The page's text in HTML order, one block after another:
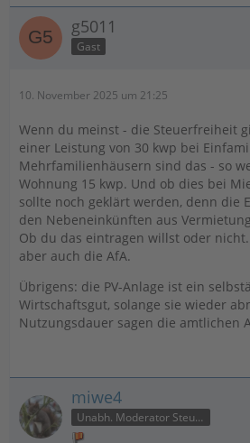
g5011
Gast
10. November 2025 um 21:25
Wenn du meinst - die Steuerfreiheit
einer Leistung von 30 kwp bei
Mehrfamilienhäusern sind das - so
Wohnung 15 kwp. Und ob dies bei
sollte noch geklärt werden, denn die
den Nebeneinkünften aus
Ob du das eintragen willst oder
aber auch die AfA.
Übrigens: die PV-Anlage ist ein
Wirtschaftsgut, solange sie wieder
Nutzungsdauer sagen die amtlichen
miwe4
Unabh. Moderator Steuer